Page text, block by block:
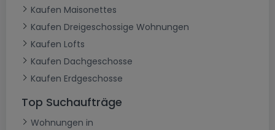
Kaufen Maisonettes
Kaufen Dreigeschossige Wohnungen
Kaufen Lofts
Kaufen Dachgeschosse
Kaufen Erdgeschosse
Top Suchaufträge
Wohnungen in